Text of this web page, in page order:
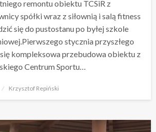
remontu obiektu TCSiR z
spółki wraz z siłownią i salą fitness
się do pustostanu po byłej szkole
stycznia przyszłego
kompleksowa przebudowa obiektu z
Centrum Sportu…
Krzysztof Repiński